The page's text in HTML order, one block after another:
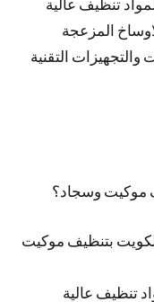
المزعجة
والتجهيزات التقنية
موكيت وسجاد؟
بتنظيف موكيت
تنظيف عالية